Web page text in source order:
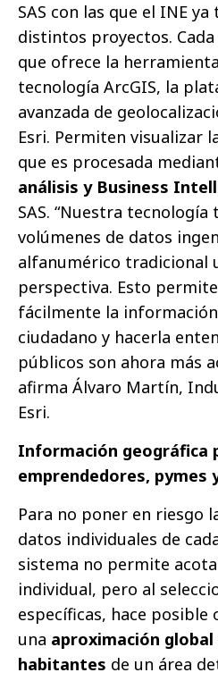
SAS con las que el INE
distintos proyectos.
que ofrece la
tecnología ArcGIS, la
avanzada de
Esri. Permiten visualizar
que es procesada
análisis y Business
SAS. “Nuestra tecnología
volúmenes de datos
alfanumérico tradicional
perspectiva. Esto
fácilmente la
ciudadano y hacerla
públicos son ahora más
afirma Álvaro Martín,
Esri.
Información geográfica
emprendedores, pymes
Para no poner en riesgo
datos individuales de
sistema no permite
individual, pero al
específicas, hace
una aproximación
habitantes de un área